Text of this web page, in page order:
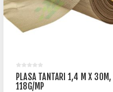
PLASA TANTARI 1,4 M X 30M,
118G/MP